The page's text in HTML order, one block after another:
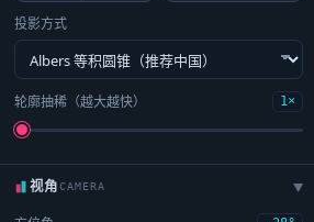
投影方式
轮廓抽稀（越大越快） 1×
视角CAMERA ▶